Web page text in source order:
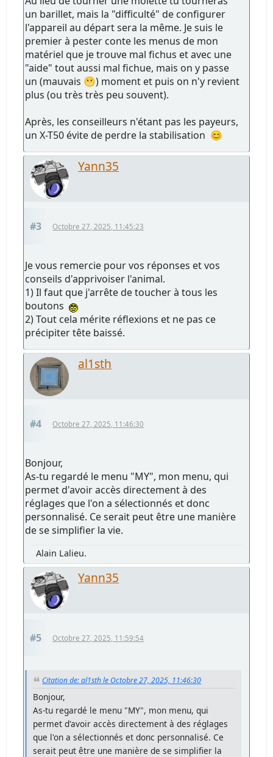
un barillet, mais la "difficulté" de configurer
l'appareil au départ sera la même. Je suis le
premier à pester conte les menus de mon
matériel que je trouve mal fichus et avec une
"aide" tout aussi mal fichue, mais on y passe
un (mauvais 😬) moment et puis on n'y revient
plus (ou très très peu souvent).
Après, les conseilleurs n'étant pas les payeurs,
un X-T50 évite de perdre la stabilisation 😊
Yann35
#3 Octobre 27, 2025, 11:45:23
Je vous remercie pour vos réponses et vos
conseils d'apprivoiser l'animal.
1) Il faut que j'arrête de toucher à tous les
boutons
2) Tout cela mérite réflexions et ne pas ce
précipiter tête baissé.
al1sth
#4 Octobre 27, 2025, 11:46:30
Bonjour,
As-tu regardé le menu "MY", mon menu, qui
permet d'avoir accès directement à des
réglages que l'on a sélectionnés et donc
personnalisé. Ce serait peut être une manière
de se simplifier la vie.
Alain Lalieu.
Yann35
#5 Octobre 27, 2025, 11:59:54
Citation de: al1sth le Octobre 27, 2025, 11:46:30
Bonjour,
As-tu regardé le menu "MY", mon menu, qui
permet d'avoir accès directement à des réglages
que l'on a sélectionnés et donc personnalisé. Ce
serait peut être une manière de se simplifier la